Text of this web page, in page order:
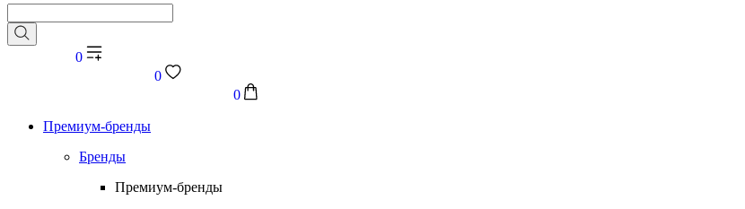
0
0
0
Премиум-бренды
Бренды
Премиум-бренды